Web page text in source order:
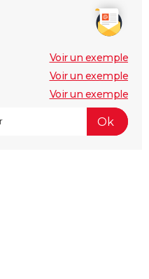
Voir un exemple
Voir un exemple
Voir un exemple